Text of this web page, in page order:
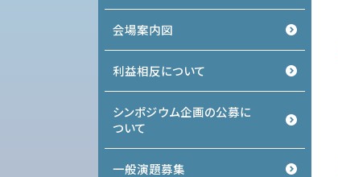
会場案内図
利益相反について
シンポジウム企画の公募に
ついて
一般演題募集